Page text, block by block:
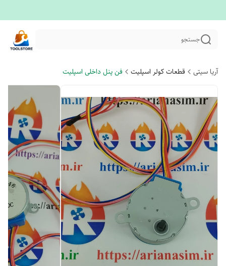
جستجو
آریا سیتی قطعات کولر اسپلیت فن پنل داخلی اسپلیت